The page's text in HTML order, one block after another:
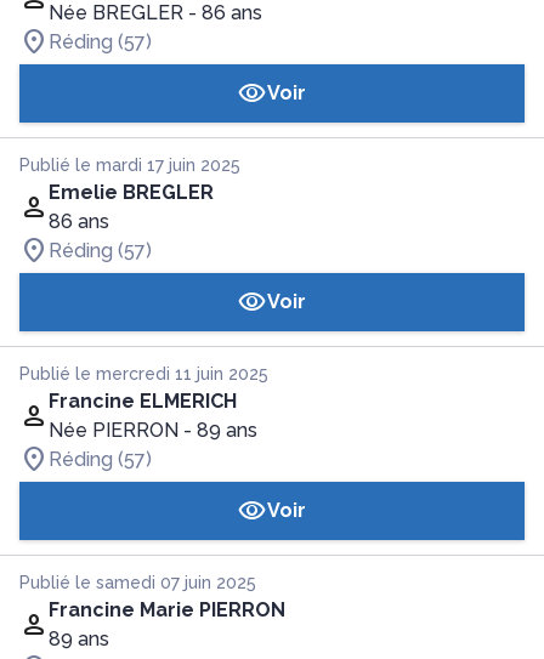
Née BREGLER - 86 ans
Réding (57)
Voir
Publié le mardi 17 juin 2025
Emelie BREGLER
86 ans
Réding (57)
Voir
Publié le mercredi 11 juin 2025
Francine ELMERICH
Née PIERRON - 89 ans
Réding (57)
Voir
Publié le samedi 07 juin 2025
Francine Marie PIERRON
89 ans